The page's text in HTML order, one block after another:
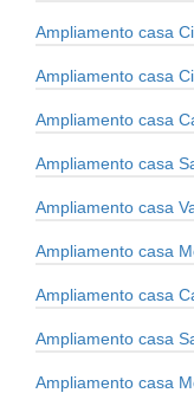
Ampliamento casa
Ampliamento casa
Ampliamento casa
Ampliamento casa
Ampliamento casa
Ampliamento casa
Ampliamento casa
Ampliamento casa
Ampliamento casa